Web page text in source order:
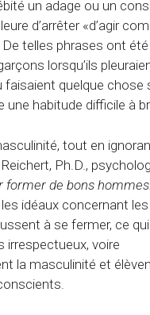
un adage ou un
d’arrêter «d’agir
De telles phrases ont été
lorsqu’ils
faisaient quelque chose
habitude difficile à
tout en
Ph.D.,
former de bons hommes
idéaux concernant les
à se fermer, ce
irrespectueux, voire
la masculinité et